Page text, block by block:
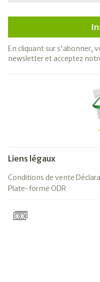
En cliquant sur s'abonner,
newsletter et acceptez
Liens légaux
Conditions de vente
Plate-forme ODR